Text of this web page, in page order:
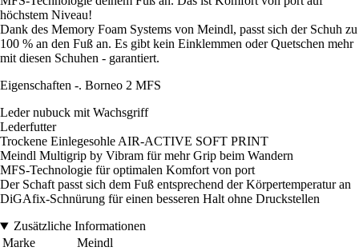
höchstem Niveau!
Dank des Memory Foam Systems von Meindl, passt sich der Schuh zu
100 % an den Fuß an. Es gibt kein Einklemmen oder Quetschen mehr
mit diesen Schuhen - garantiert.
Eigenschaften -. Borneo 2 MFS
Leder nubuck mit Wachsgriff
Lederfutter
Trockene Einlegesohle AIR-ACTIVE SOFT PRINT
Meindl Multigrip by Vibram für mehr Grip beim Wandern
MFS-Technologie für optimalen Komfort von port
Der Schaft passt sich dem Fuß entsprechend der Körpertemperatur an
DiGAfix-Schnürung für einen besseren Halt ohne Druckstellen
Zusätzliche Informationen
Marke
Meindl